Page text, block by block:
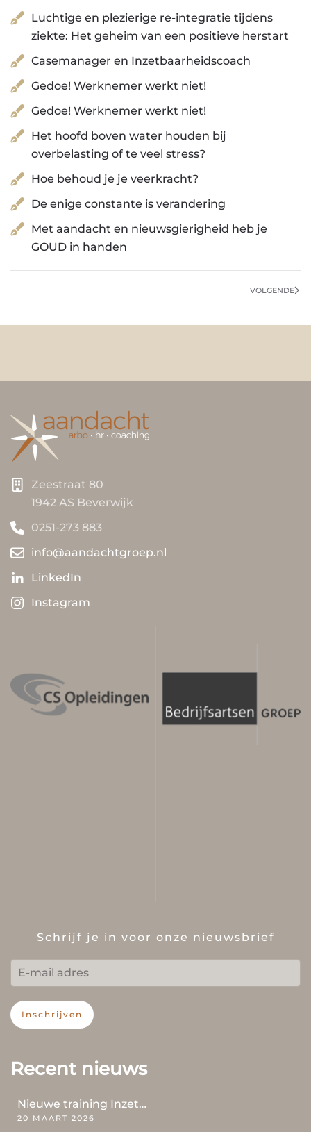
Luchtige en plezierige re-integratie tijdens
ziekte: Het geheim van een positieve herstart
Casemanager en Inzetbaarheidscoach
Gedoe! Werknemer werkt niet!
Gedoe! Werknemer werkt niet!
Het hoofd boven water houden bij
overbelasting of te veel stress?
Hoe behoud je je veerkracht?
De enige constante is verandering
Met aandacht en nieuwsgierigheid heb je
GOUD in handen
VOLGENDE
Zeestraat 80
1942 AS Beverwijk
0251-273 883
info@aandachtgroep.nl
LinkedIn
Instagram
Schrijf je in voor onze nieuwsbrief
Inschrijven
Recent nieuws
Nieuwe training Inzet…
20 MAART 2026